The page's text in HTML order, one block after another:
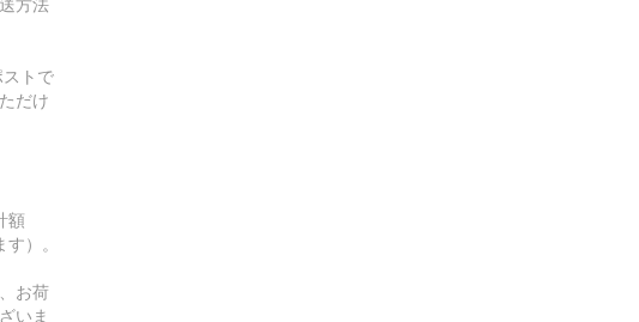
トで
だけ
額
）。
お荷
いま